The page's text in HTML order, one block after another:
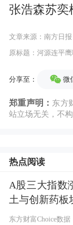
张浩森苏奕
文章来源：南方日报
原标题：河源连平
分享至： 微
郑重声明： 东方
站立场无关，不
热点阅读
A股三大指数
土与创新药板
东方财富Choice数据